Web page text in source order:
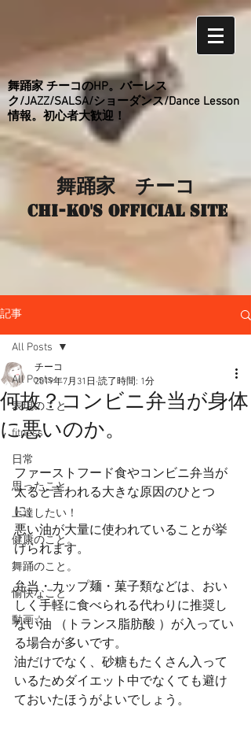
舞踊家 チーコのHP。バーレス
ク/JAZZ/SALSA/ショーダンス/Dance Lesson
情報。初心者大歓迎！
舞踊家 チーコ
Chi-ko's Official site
記事
All Posts
表現のこと
fitness
日常
思ったこと
上達したい！
健康のこと。
舞踊のこと。
愉快なこと
動画☆
All Posts
何故？コンビニ弁当が身体
に悪いのか。
チーコ
2019年7月31日 読了時間: 1分
ファーストフード食やコンビニ弁当が
太ると言われる大きな原因のひとつ
に、
悪い油が大量に使われていることが挙
げられます。
弁当・カップ麺・菓子類などは、おい
しく手軽に食べられる代わりに推奨し
ない油 （トランス脂肪酸 ）が入ってい
る場合が多いです。
油だけでなく、砂糖もたくさん入って
いるためダイエット中でなくても避け
ておいたほうがよいでしょう。